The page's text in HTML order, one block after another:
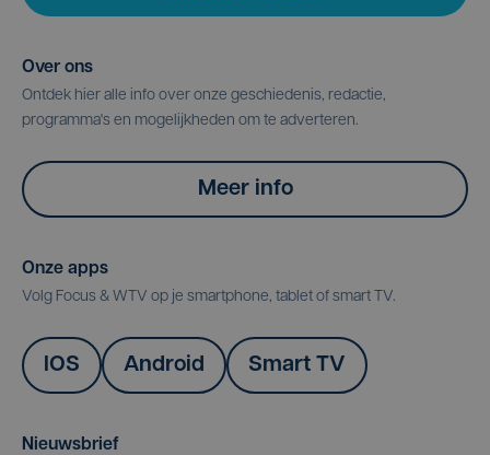
Over ons
Ontdek hier alle info over onze geschiedenis, redactie,
programma's en mogelijkheden om te adverteren.
Meer info
Onze apps
Volg Focus & WTV op je smartphone, tablet of smart TV.
IOS Android Smart TV
Nieuwsbrief